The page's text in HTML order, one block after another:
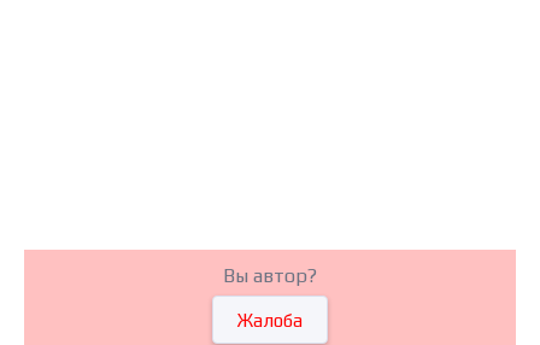
Вы автор?
Жалоба